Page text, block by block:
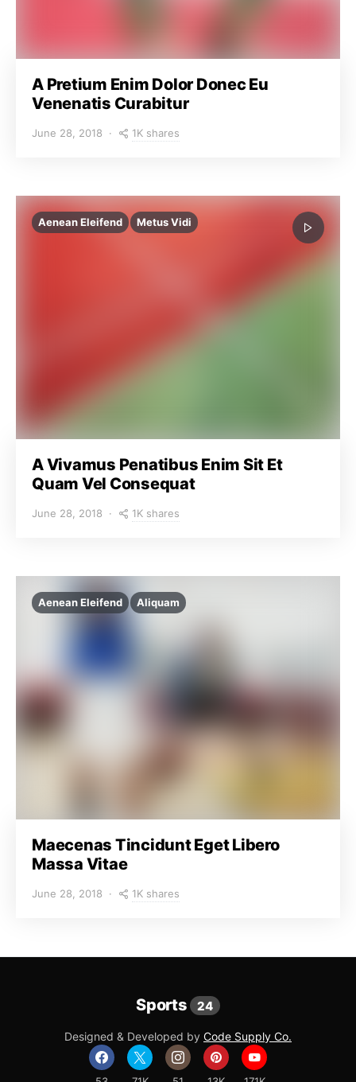
A Pretium Enim Dolor Donec Eu
Venenatis Curabitur
June 28, 2018 1K shares
Aenean Eleifend Metus Vidi
A Vivamus Penatibus Enim Sit Et
Quam Vel Consequat
June 28, 2018 1K shares
Aenean Eleifend Aliquam
Maecenas Tincidunt Eget Libero
Massa Vitae
June 28, 2018 1K shares
Sports 24
Designed & Developed by Code Supply Co.